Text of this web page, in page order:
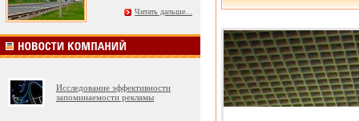
Читать дальше...
Исследование эффективности
запоминаемости рекламы